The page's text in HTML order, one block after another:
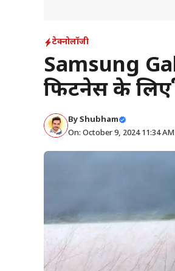
टेक्नोलॉजी
Samsung
फिटनेस के लिए
ByShubham
On: October 9, 2024 11:34 AM